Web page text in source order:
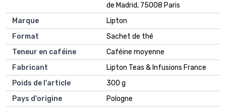
de Madrid, 75008 Paris
Marque
‎Lipton
Format
‎Sachet de thé
Teneur en caféine
‎Caféine moyenne
Fabricant
‎Lipton Teas & Infusions France
Poids de l'article
‎300 g
Pays d'origine
‎Pologne